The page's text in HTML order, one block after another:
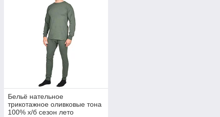
Бельё нательное
трикотажное оливковые тона
100% х/б сезон лето